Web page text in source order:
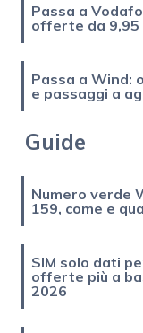
Passa a
offerte da 9,95
Passa a Wind:
e passaggi a
Guide
Numero verde
159, come e
SIM solo dati
offerte più a
2026